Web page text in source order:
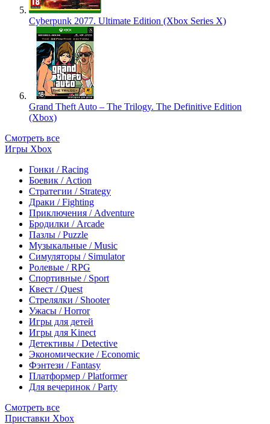
Cyberpunk 2077. Ultimate Edition (Xbox Series X)
Grand Theft Auto – The Trilogy. The Definitive Edition
(Xbox)
Смотреть все
Игры Xbox
Гонки / Racing
Боевик / Action
Стратегии / Strategy
Драки / Fighting
Приключения / Adventure
Бродилки / Arcade
Пазлы / Puzzle
Музыкальные / Music
Симуляторы / Simulator
Ролевые / RPG
Спортивные / Sport
Квест / Quest
Стрелялки / Shooter
Ужасы / Horror
Игры для детей
Игры для Kinect
Детективы / Detective
Экономические / Economic
Фэнтези / Fantasy
Платформер / Platformer
Для вечеринок / Party
Смотреть все
Приставки Xbox